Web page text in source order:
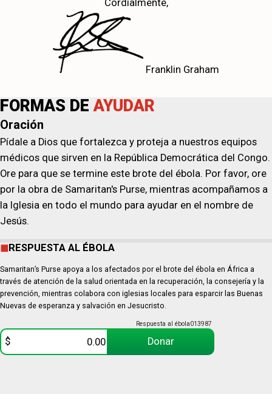
Cordialmente,
Franklin Graham
FORMAS DEAYUDAR
Oración
Pídale a Dios que fortalezca y proteja a nuestros equipos
médicos que sirven en la República Democrática del Congo.
Ore para que se termine este brote del ébola. Por favor, ore
por la obra de Samaritan's Purse, mientras acompañamos a
la Iglesia en todo el mundo para ayudar en el nombre de
Jesús.
RESPUESTA AL ÉBOLA
Samaritan’s Purse apoya a los afectados por el brote del ébola en África a
través de atención de la salud orientada en la recuperación, la consejería y la
prevención, mientras colabora con iglesias locales para esparcir las Buenas
Nuevas de esperanza y salvación en Jesucristo.
Respuesta al ébola013987
$ Donar